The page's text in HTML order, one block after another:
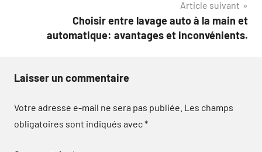
Article suivant
Choisir entre lavage auto à la main et
automatique: avantages et inconvénients.
Laisser un commentaire
Votre adresse e-mail ne sera pas publiée. Les champs
obligatoires sont indiqués avec*